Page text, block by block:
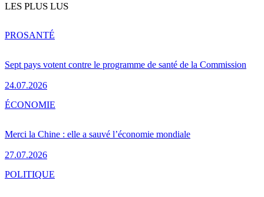
LES PLUS LUS
Sept pays votent contre le programme de santé de la Commission
24.07.2026
PROSANTÉ
Merci la Chine : elle a sauvé l’économie mondiale
27.07.2026
ÉCONOMIE
POLITIQUE